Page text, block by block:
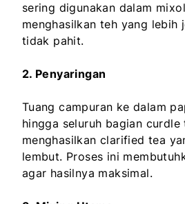
sering digunakan dalam
menghasilkan teh yang lebih
tidak pahit.
2. Penyaringan
Tuang campuran ke dalam
hingga seluruh bagian curdle
menghasilkan clarified tea
lembut. Proses ini
agar hasilnya maksimal.